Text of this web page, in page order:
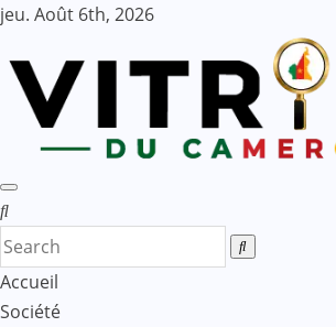
Skip
content
jeu. Août 6th, 2026
Accueil
Société